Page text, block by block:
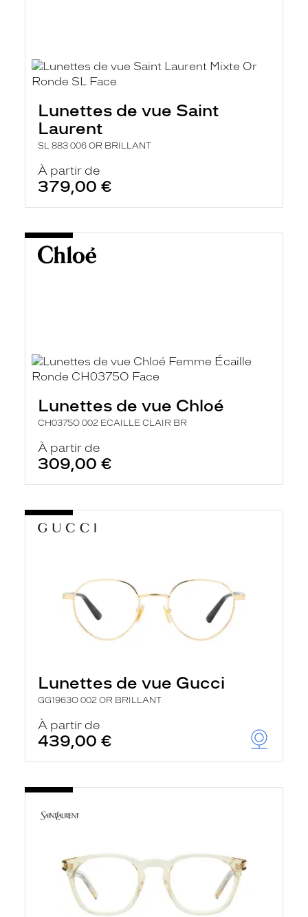
Lunettes de vue Saint
Laurent
SL 883 006 OR BRILLANT
À partir de
379,00 €
Lunettes de vue Chloé
CH0375O 002 ECAILLE CLAIR BR
À partir de
309,00 €
Lunettes de vue Gucci
GG1963O 002 OR BRILLANT
À partir de
439,00 €